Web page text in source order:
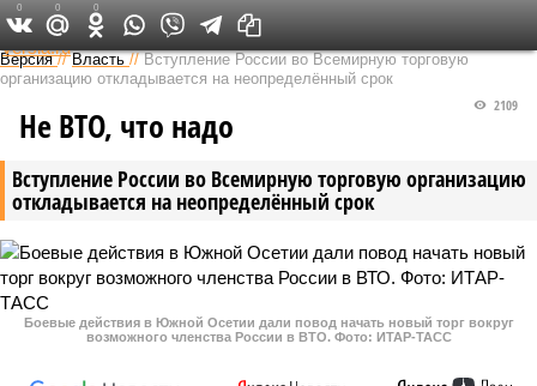
Федеральный выпуск
Версия //Власть //Вступление России во Всемирную торговую
организацию откладывается на неопределённый срок
Вступление России во Всемирную торговую организацию
откладывается на неопределённый срок
2109
Не ВТО, что надо
Боевые действия в Южной Осетии дали повод начать новый торг вокруг
возможного членства России в ВТО. Фото: ИТАР-ТАСС
0 0 0